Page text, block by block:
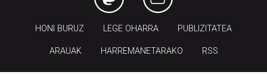
HONI BURUZ LEGE OHARRA PUBLIZITATEA
ARAUAK HARREMANETARAKO RSS